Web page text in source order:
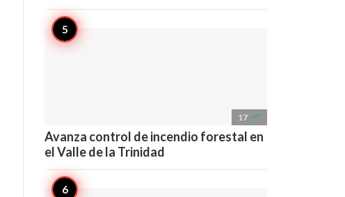
17 
Avanza control de incendio forestal en
el Valle de la Trinidad